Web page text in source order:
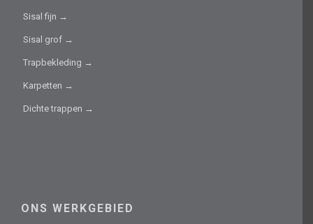
Sisal fijn →
Sisal grof →
Trapbekleding →
Karpetten →
Dichte trappen →
ONS WERKGEBIED